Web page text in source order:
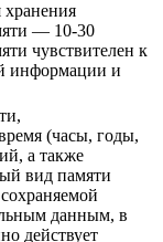
хранения
— 10-30
чувствителен к
информации и
(часы, годы,
а также
вид памяти
данным, в
действует